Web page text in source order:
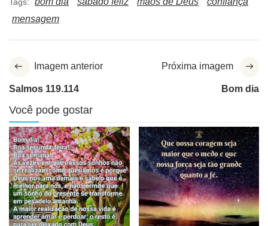
mensagem
Imagem anterior
Salmos 119.114
Próxima imagem
Bom dia
Você pode gostar